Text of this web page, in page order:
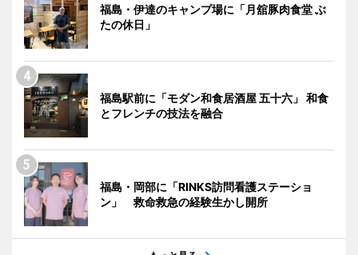
福島・伊達のキャンプ場に「月舘豚肉食堂 ぶ
たの休日」
福島駅前に「モダン和食居酒屋 五十六」 和食
とフレンチの技法を融合
福島・岡部に「RINKS訪問看護ステーショ
ン」 救命救急の経験生かし開所